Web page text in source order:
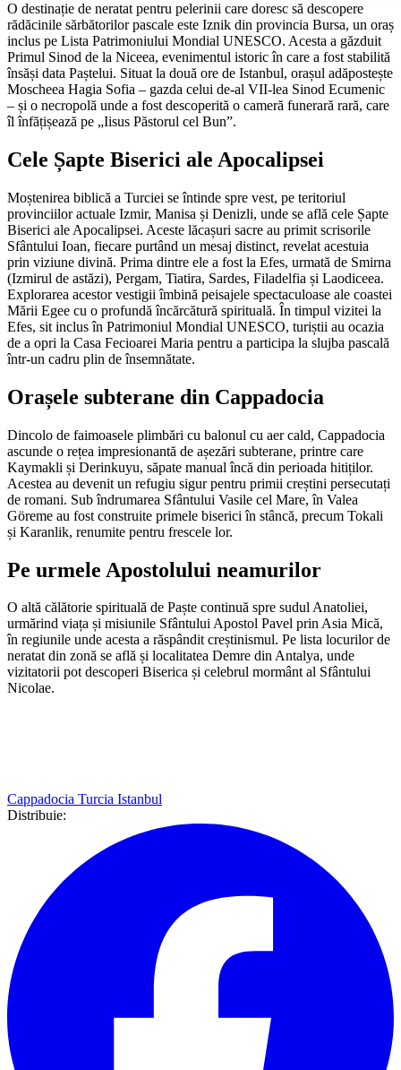
O destinație de neratat pentru pelerinii care doresc să descopere
rădăcinile sărbătorilor pascale este Iznik din provincia Bursa, un oraș
inclus pe Lista Patrimoniului Mondial UNESCO. Acesta a găzduit
Primul Sinod de la Niceea, evenimentul istoric în care a fost stabilită
însăși data Paștelui. Situat la două ore de Istanbul, orașul adăpostește
Moscheea Hagia Sofia – gazda celui de-al VII-lea Sinod Ecumenic
– și o necropolă unde a fost descoperită o cameră funerară rară, care
îl înfățișează pe „Iisus Păstorul cel Bun”.
Cele Șapte Biserici ale Apocalipsei
Moștenirea biblică a Turciei se întinde spre vest, pe teritoriul
provinciilor actuale Izmir, Manisa și Denizli, unde se află cele Șapte
Biserici ale Apocalipsei. Aceste lăcașuri sacre au primit scrisorile
Sfântului Ioan, fiecare purtând un mesaj distinct, revelat acestuia
prin viziune divină. Prima dintre ele a fost la Efes, urmată de Smirna
(Izmirul de astăzi), Pergam, Tiatira, Sardes, Filadelfia și Laodiceea.
Explorarea acestor vestigii îmbină peisajele spectaculoase ale coastei
Mării Egee cu o profundă încărcătură spirituală. În timpul vizitei la
Efes, sit inclus în Patrimoniul Mondial UNESCO, turiștii au ocazia
de a opri la Casa Fecioarei Maria pentru a participa la slujba pascală
într-un cadru plin de însemnătate.
Orașele subterane din Cappadocia
Dincolo de faimoasele plimbări cu balonul cu aer cald, Cappadocia
ascunde o rețea impresionantă de așezări subterane, printre care
Kaymakli și Derinkuyu, săpate manual încă din perioada hitiților.
Acestea au devenit un refugiu sigur pentru primii creștini persecutați
de romani. Sub îndrumarea Sfântului Vasile cel Mare, în Valea
Göreme au fost construite primele biserici în stâncă, precum Tokali
și Karanlik, renumite pentru frescele lor.
Pe urmele Apostolului neamurilor
O altă călătorie spirituală de Paște continuă spre sudul Anatoliei,
urmărind viața și misiunile Sfântului Apostol Pavel prin Asia Mică,
în regiunile unde acesta a răspândit creștinismul. Pe lista locurilor de
neratat din zonă se află și localitatea Demre din Antalya, unde
vizitatorii pot descoperi Biserica și celebrul mormânt al Sfântului
Nicolae.
Cappadocia Turcia Istanbul
Distribuie: